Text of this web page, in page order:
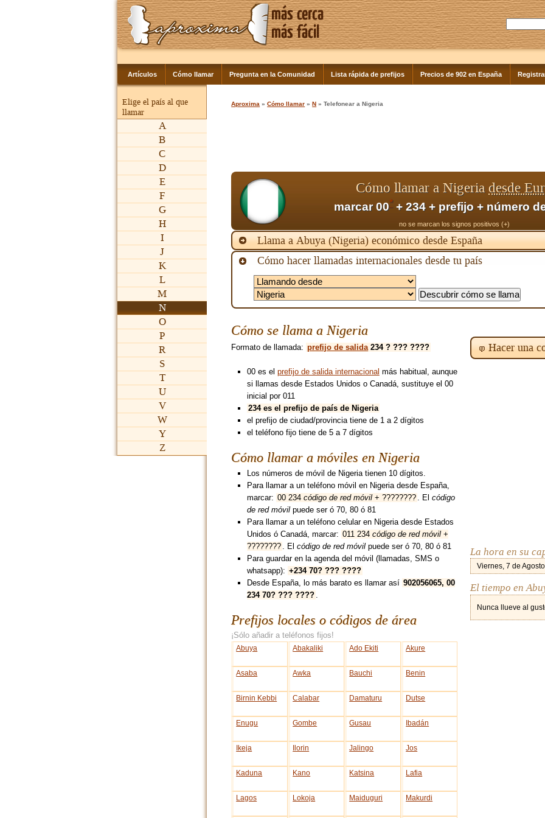
Artículos Cómo llamar Pregunta en la Comunidad Lista rápida de prefijos Precios de 902 en España
Elige el país al que
llamar
A
B
C
D
E
F
G
H
I
J
K
L
M
N
O
P
R
S
T
U
V
W
Y
Z
Aproxima »Cómo llamar »N » Telefonear a Nigeria
Cómo llamar a Nigeriadesde
marcar 00*+ 234 + prefijo + número
no se marcan los signos positivos (+)
Llama a Abuya (Nigeria) económico desde España
Cómo hacer llamadas internacionales desde tu país
Hacer una
La hora en su
Viernes, 7 de
El tiempo en
Nunca llueve al
Cómo se llama a Nigeria
Formato de llamada: prefijo de salida234 ? ??? ????
00 es el prefijo de salida internacional más habitual, aunque
si llamas desde Estados Unidos o Canadá, sustituye el 00
inicial por 011
234 es el prefijo de país de Nigeria
el prefijo de ciudad/provincia tiene de 1 a 2 dígitos
el teléfono fijo tiene de 5 a 7 dígitos
Cómo llamar a móviles en Nigeria
Los números de móvil de Nigeria tienen 10 dígitos.
Para llamar a un teléfono móvil en Nigeria desde España,
marcar: 00 234 código de red móvil+ ???????? . El código
de red móvilpuede ser ó 70, 80 ó 81
Para llamar a un teléfono celular en Nigeria desde Estados
Unidos ó Canadá, marcar: 011 234 código de red móvil+
????????
. El código de red móvilpuede ser ó 70, 80 ó 81
Para guardar en la agenda del móvil (llamadas, SMS o
whatsapp): +234 70? ??? ????
Desde España, lo más barato es llamar así 902056065, 00
234 70? ??? ????
Prefijos locales o códigos de área
¡Sólo añadir a teléfonos fijos!
Abuya Abakaliki Ado Ekiti Akure
Asaba Awka Bauchi Benin
Birnin Kebbi Calabar Damaturu Dutse
Enugu Gombe Gusau Ibadán
Ikeja Ilorin Jalingo Jos
Kaduna Kano Katsina Lafia
Lagos Lokoja Maiduguri Makurdi